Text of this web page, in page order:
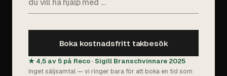
Boka kostnadsfritt takbesök
★ 4,5 av 5 på Reco · Sigill Branschvinnare 2025
Inget säljsamtal — vi ringer bara för att boka en tid som